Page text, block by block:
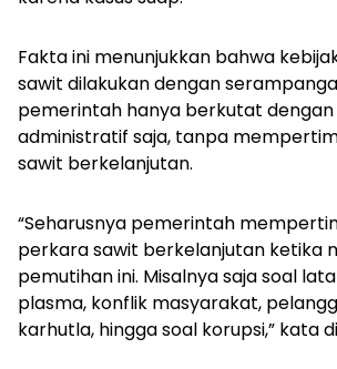
Fakta ini menunjukkan bahwa
sawit dilakukan dengan
pemerintah hanya berkutat dengan
administratif saja, tanpa
sawit berkelanjutan.
“Seharusnya pemerintah
perkara sawit berkelanjutan ketika
pemutihan ini. Misalnya saja soal
plasma, konflik masyarakat,
karhutla, hingga soal korupsi,” kata